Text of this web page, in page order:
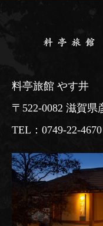
料亭旅館 やす井
〒522-0082 滋賀県
TEL：0749-22-